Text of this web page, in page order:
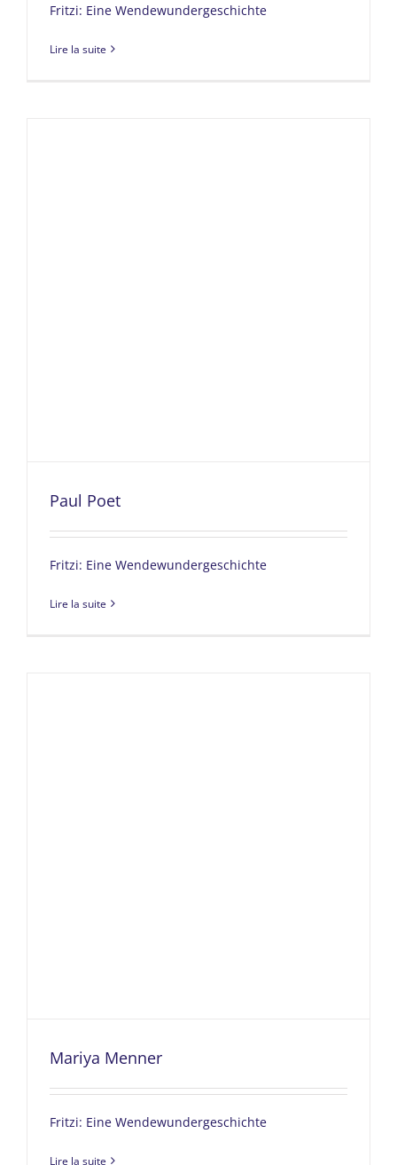
Fritzi: Eine Wendewundergeschichte
Lire la suite
Paul Poet
Fritzi: Eine Wendewundergeschichte
Lire la suite
Mariya Menner
Fritzi: Eine Wendewundergeschichte
Lire la suite